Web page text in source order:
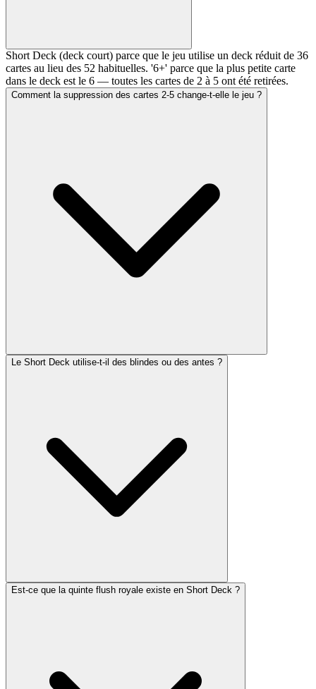
Short Deck (deck court) parce que le jeu utilise un deck réduit de 36
cartes au lieu des 52 habituelles. '6+' parce que la plus petite carte
dans le deck est le 6 — toutes les cartes de 2 à 5 ont été retirées.
Comment la suppression des cartes 2-5 change-t-elle le jeu ?
Le Short Deck utilise-t-il des blindes ou des antes ?
Est-ce que la quinte flush royale existe en Short Deck ?